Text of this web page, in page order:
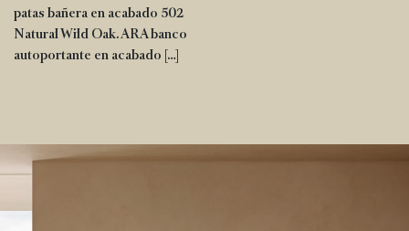
patas bañera en acabado 502
Natural Wild Oak. ARA banco
autoportante en acabado […]